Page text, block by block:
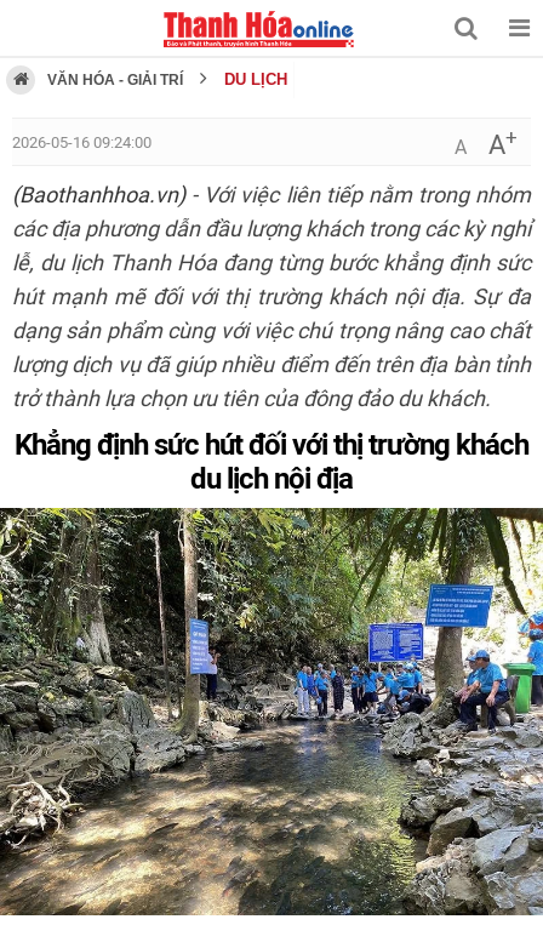
VĂN HÓA - GIẢI TRÍ DU LỊCH
2026-05-16 09:24:00 A A+
(Baothanhhoa.vn)- Với việc liên tiếp nằm trong nhóm
các địa phương dẫn đầu lượng khách trong các kỳ nghỉ
lễ, du lịch Thanh Hóa đang từng bước khẳng định sức
hút mạnh mẽ đối với thị trường khách nội địa. Sự đa
dạng sản phẩm cùng với việc chú trọng nâng cao chất
lượng dịch vụ đã giúp nhiều điểm đến trên địa bàn tỉnh
trở thành lựa chọn ưu tiên của đông đảo du khách.
Khẳng định sức hút đối với thị trường khách
du lịch nội địa